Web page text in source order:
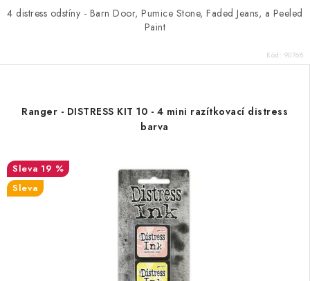
4 distress odstíny - Barn Door, Pumice Stone, Faded Jeans, a Peeled
Paint
Kód: 90768
Ranger - DISTRESS KIT 10 - 4 mini razítkovací distress
barva
19 %
Sleva